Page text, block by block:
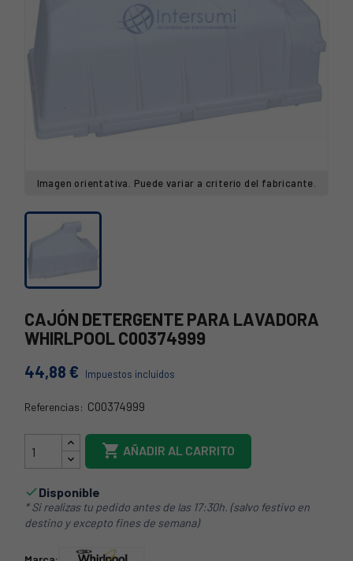
Imagen orientativa. Puede variar a criterio del fabricante.
CAJÓN DETERGENTE PARA LAVADORA
WHIRLPOOL C00374999
44,88 € Impuestos incluidos
Referencias: C00374999
481010580618
 AÑADIR AL CARRITO
Disponible
* Si realizas tu pedido antes de las 17:30h. (salvo festivo en
destino y excepto fines de semana)